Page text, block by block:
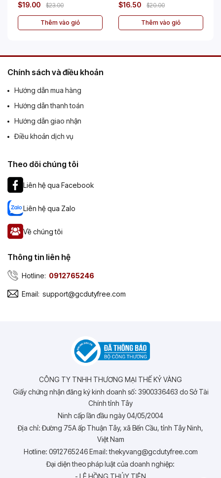
$19.00 $23.00
Thêm vào giỏ
$16.50 $20.00
Thêm vào giỏ
Chính sách và điều khoản
Hướng dẫn mua hàng
Hướng dẫn thanh toán
Hướng dẫn giao nhận
Điều khoản dịch vụ
Theo dõi chúng tôi
Liên hệ qua Facebook
Liên hệ qua Zalo
Về chúng tôi
Thông tin liên hệ
Hotline: 0912765246
Email: support@gcdutyfree.com
CÔNG TY TNHH THƯƠNG MẠI THẾ KỶ VÀNG
Giấy chứng nhận đăng ký kinh doanh số: 3900336463 do Sở Tài
Chính tỉnh Tây
Ninh cấp lần đầu ngày 04/05/2004
Địa chỉ: Đường 75A ấp Thuận Tây, xã Bến Cầu, tỉnh Tây Ninh,
Việt Nam
Hotline: 0912765246 Email: thekyvang@gcdutyfree.com
Đại diện theo pháp luật của doanh nghiệp:
- LÊ HỒNG THỦY TIÊN